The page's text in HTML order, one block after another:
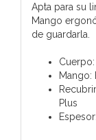
Apta para su
Mango
de guardarla.
Mango:
Plus